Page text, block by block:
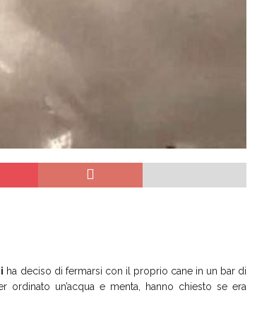
ha deciso di fermarsi con il proprio cane in un bar di
ordinato un’acqua e menta, hanno chiesto se era